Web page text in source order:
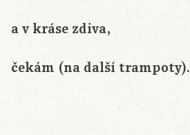
a v kráse zdiva,
čekám (na další trampoty).